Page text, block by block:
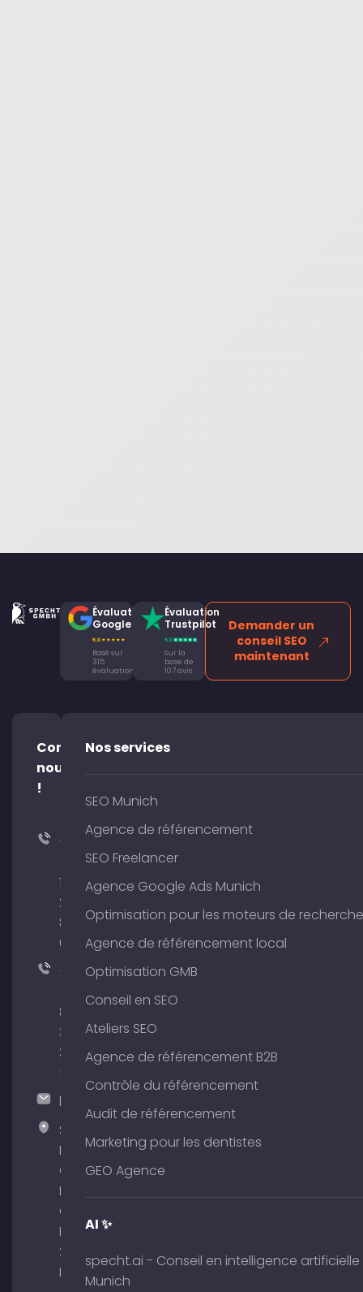
Évaluation
Google
Basé sur
315
évaluations
Évaluation
Trustpilot
Sur la
base de
107 avis
Demander un
conseil SEO
maintenant
Contacte-
nous
!
+49
176
204
801
64
+49
89
380
375
hallo@timospecht.de
Specht
Marketing
GmbH –
Palais am
Obelisk
Briennerstr.
29 80333
Munich
Nos services
SEO Munich
Agence de référencement
SEO Freelancer
Agence Google Ads Munich
Optimisation pour les moteurs de recherche
Agence de référencement local
Optimisation GMB
Conseil en SEO
Ateliers SEO
Agence de référencement B2B
Contrôle du référencement
Audit de référencement
Marketing pour les dentistes
GEO Agence
AI ✨
specht.ai - Conseil en intelligence artificielle
Munich